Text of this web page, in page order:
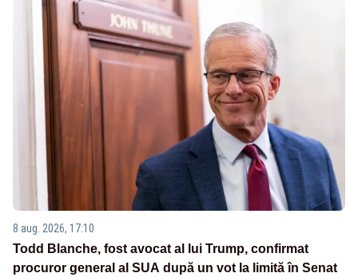
8 aug. 2026, 17:10
Todd Blanche, fost avocat al lui Trump, confirmat
procuror general al SUA după un vot la limită în Senat